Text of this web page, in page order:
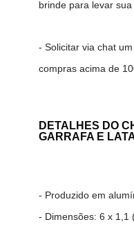
brinde para levar sua
- Solicitar via chat
compras acima de
DETALHES DO
GARRAFA E
- Produzido em
- Dimensões: 6 x 1,1